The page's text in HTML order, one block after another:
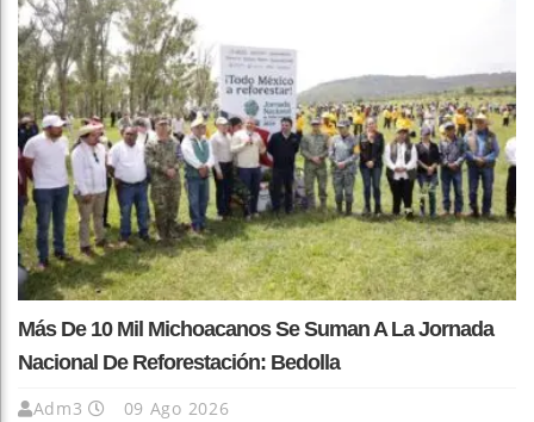
Más De 10 Mil Michoacanos Se Suman A La Jornada
Nacional De Reforestación: Bedolla
Adm3 09 Ago 2026